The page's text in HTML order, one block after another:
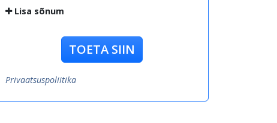
Lisa sõnum
TOETA SIIN
Privaatsuspoliitika